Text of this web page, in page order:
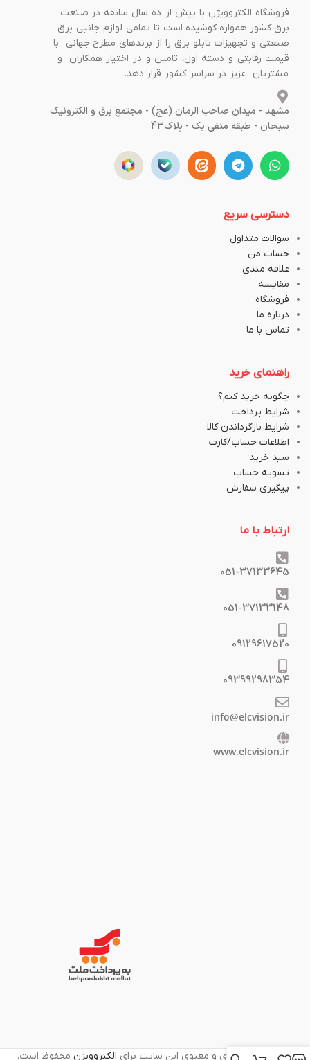
فروشگاه الکتروویژن با بیش از ده سال سابقه در صنعت
برق کشور همواره کوشیده است تا تمامی لوازم جانبی برق
صنعتی و تجهیزات تابلو برق را از برندهای مطرح جهانی با
قیمت رقابتی و دسته اول، تامین و در اختیار همکاران و
مشتریان عزیز در سراسر کشور قرار دهد.
مشهد - میدان صاحب الزمان (عج) - مجتمع برق و الکترونیک
سبحان - طبقه منفی یک - پلاک43
دسترسی سریع
سوالات متداول
حساب من
علاقه مندی
مقایسه
فروشگاه
درباره ما
تماس با ما
راهنمای خرید
چگونه خرید کنم؟
شرایط پرداخت
شرایط بازگرداندن کالا
اطلاعات حساب/کارت
سبد خرید
تسویه حساب
پیگیری سفارش
ارتباط با ما
051-37133645
051-37133148
09129617520
09399298354
info@elcvision.ir
www.elcvision.ir
تمامی حقوق مادی و معنوی این سایت برای الکتروویژن محفوظ است.